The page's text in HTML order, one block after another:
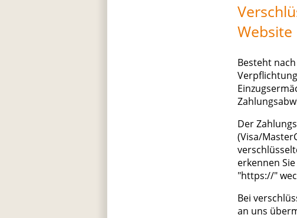
Website
Besteht
Der
(Visa/
erkennen
"https://"
Bei
an uns